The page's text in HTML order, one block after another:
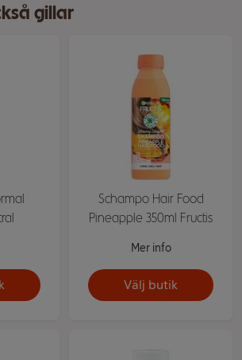
gillar
Schampo Hair Food
Pineapple 350ml Fructis
Mer info
Välj butik